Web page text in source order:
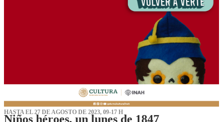
HASTA EL 27 DE AGOSTO DE 2023, 09-17 H
Niños héroes, un lunes de 1847